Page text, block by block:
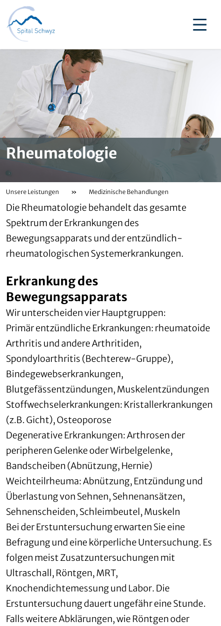
Rheumatologie
Unsere Leistungen » Medizinische Behandlungen
Die Rheumatologie behandelt das gesamte
Spektrum der Erkrankungen des
Bewegungsapparats und der entzündlich-
rheumatologischen Systemerkrankungen.
Erkrankung des
Bewegungsapparats
Wir unterscheiden vier Hauptgruppen:
Primär entzündliche Erkrankungen: rheumatoide
Arthritis und andere Arthritiden,
Spondyloarthritis (Bechterew-Gruppe),
Bindegewebserkrankungen,
Blutgefässentzündungen, Muskelentzündungen
Stoffwechselerkrankungen: Kristallerkrankungen
(z.B. Gicht), Osteoporose
Degenerative Erkrankungen: Arthrosen der
peripheren Gelenke oder Wirbelgelenke,
Bandscheiben (Abnützung, Hernie)
Weichteilrheuma: Abnützung, Entzündung und
Überlastung von Sehnen, Sehnenansätzen,
Sehnenscheiden, Schleimbeutel, Muskeln
Bei der Erstuntersuchung erwarten Sie eine
Befragung und eine körperliche Untersuchung. Es
folgen meist Zusatzuntersuchungen mit
Ultraschall, Röntgen, MRT,
Knochendichtemessung und Labor. Die
Erstuntersuchung dauert ungefähr eine Stunde.
Falls weitere Abklärungen, wie Röntgen oder